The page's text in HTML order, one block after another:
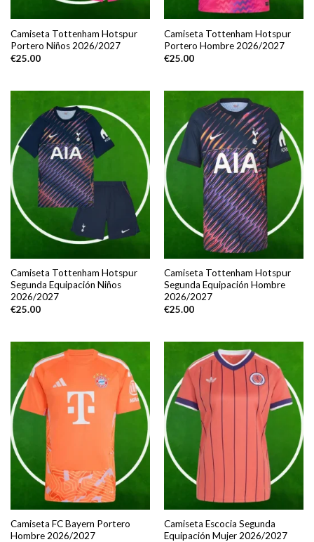
Camiseta Tottenham Hotspur
Portero Niños 2026/2027
€25.00
Camiseta Tottenham Hotspur
Portero Hombre 2026/2027
€25.00
Camiseta Tottenham Hotspur
Segunda Equipación Niños
2026/2027
€25.00
Camiseta Tottenham Hotspur
Segunda Equipación Hombre
2026/2027
€25.00
Camiseta FC Bayern Portero
Hombre 2026/2027
Camiseta Escocia Segunda
Equipación Mujer 2026/2027